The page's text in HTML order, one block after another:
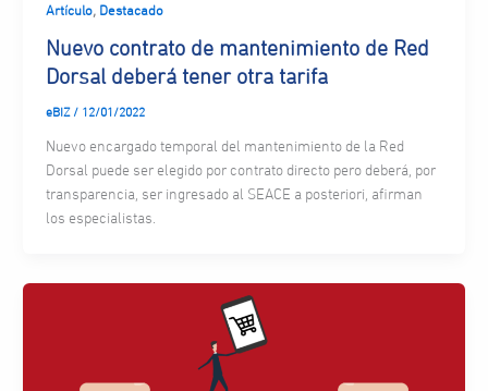
Artículo, Destacado
Nuevo contrato de mantenimiento de Red
Dorsal deberá tener otra tarifa
eBIZ / 12/01/2022
Nuevo encargado temporal del mantenimiento de la Red
Dorsal puede ser elegido por contrato directo pero deberá, por
transparencia, ser ingresado al SEACE a posteriori, afirman
los especialistas.